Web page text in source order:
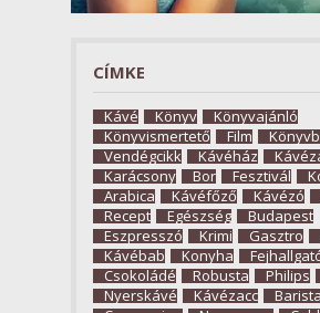
CÍMKE
Kávé Könyv
Könyvajánló
Könyvismertető
Film
Vendégcikk
Kávéház
Karácsony
Bor Fesztivál
Arabica
Kávéfőző Kávézó
Recept
Egészség
Budapest
Eszpresszó
Krimi Gasztro
Kávébab
Konyha
Csokoládé
Robusta Philips
Nyerskávé
Kávézacc